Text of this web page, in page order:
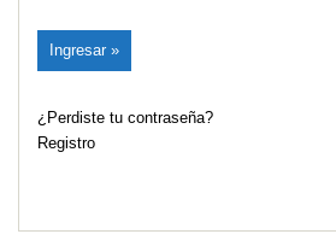
¿Perdiste tu contraseña?
Registro